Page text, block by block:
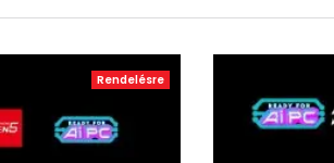
Rendelésre